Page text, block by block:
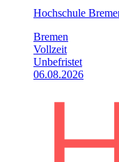
Hochschule
Bremen
Vollzeit
Unbefristet
06.08.2026